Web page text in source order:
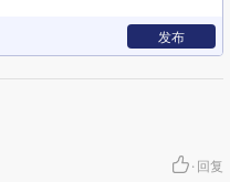
发布
· 回复